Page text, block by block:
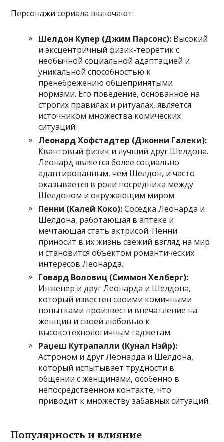
Персонажи сериала включают:
Шелдон Купер (Джим Парсонс): Высокий
и эксцентричный физик-теоретик с
необычной социальной адаптацией и
уникальной способностью к
пренебрежению общепринятыми
нормами. Его поведение, основанное на
строгих правилах и ритуалах, является
источником множества комических
ситуаций.
Леонард Хофстадтер (Джонни Галеки):
Квантовый физик и лучший друг Шелдона.
Леонард является более социально
адаптированным, чем Шелдон, и часто
оказывается в роли посредника между
Шелдоном и окружающим миром.
Пенни (Калей Коко):Соседка Леонарда и
Шелдона, работающая в аптеке и
мечтающая стать актрисой. Пенни
приносит в их жизнь свежий взгляд на мир
и становится объектом романтических
интересов Леонарда.
Говард Воловиц (Симмон Хелберг):
Инженер и друг Леонарда и Шелдона,
который известен своими комичными
попытками произвести впечатление на
женщин и своей любовью к
высокотехнологичным гаджетам.
Раџеш Кутрапалли (Кунал Нэйр):
Астроном и друг Леонарда и Шелдона,
который испытывает трудности в
общении с женщинами, особенно в
непосредственном контакте, что
приводит к множеству забавных ситуаций.
Популярность и влияние